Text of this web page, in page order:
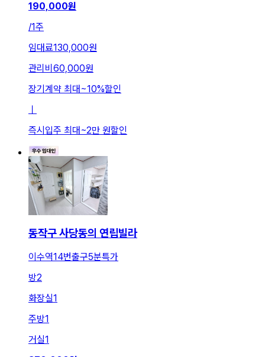
190,000원
/1주
임대료130,000원
관리비 60,000원
장기계약 최대 ~10%할인
즉시입주 최대 ~2만 원할인
동작구 사당동의 연립빌라
이수역14번출구5분특가
방2
화장실1
주방1
거실1